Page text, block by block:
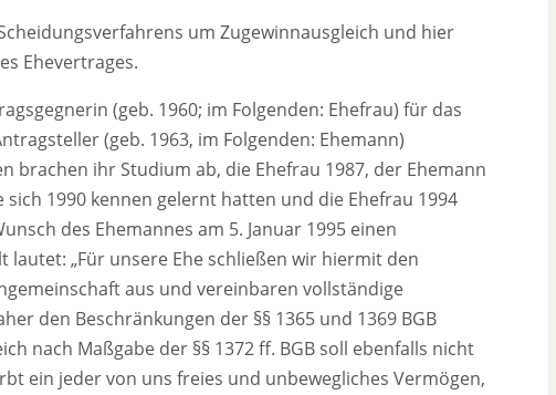
um Zugewinnausgleich und hier
Ehevertrages.
(geb. 1960; im Folgenden: Ehefrau) für das
(geb. 1963, im Folgenden: Ehemann)
brachen ihr Studium ab, die Ehefrau 1987, der Ehemann
sich 1990 kennen gelernt hatten und die Ehefrau 1994
des Ehemannes am 5. Januar 1995 einen
lautet: „Für unsere Ehe schließen wir hiermit den
aus und vereinbaren vollständige
den Beschränkungen der §§ 1365 und 1369 BGB
nach Maßgabe der §§ 1372 ff. BGB soll ebenfalls nicht
ein jeder von uns freies und unbewegliches Vermögen,